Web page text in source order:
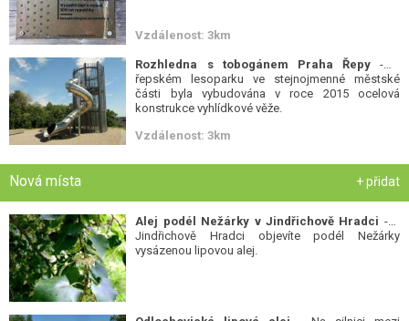
Vzdálenost: 3km
Rozhledna s tobogánem Praha Řepy- V
řepském lesoparku ve stejnojmenné městské
části byla vybudována v roce 2015 ocelová
konstrukce vyhlídkové věže.
Vzdálenost: 3km
Nová místa + přidat
Alej podél Nežárky v Jindřichově Hradci - V
Jindřichově Hradci objevíte podél Nežárky
vysázenou lipovou alej.